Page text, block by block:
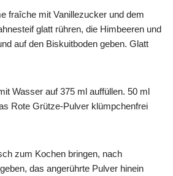
fraîche mit Vanillezucker und dem
glatt rühren, die Himbeeren und
auf den Biskuitboden geben. Glatt
Wasser auf 375 ml auffüllen. 50 ml
Rote Grütze-Pulver klümpchenfrei
zum Kochen bringen, nach
das angerührte Pulver hinein